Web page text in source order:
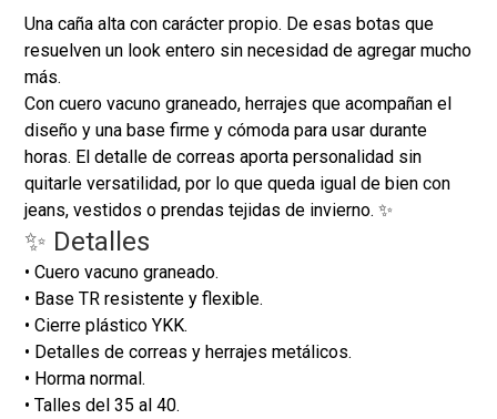
Una caña alta con carácter propio. De esas botas que
resuelven un look entero sin necesidad de agregar mucho
más.
Con cuero vacuno graneado, herrajes que acompañan el
diseño y una base firme y cómoda para usar durante
horas. El detalle de correas aporta personalidad sin
quitarle versatilidad, por lo que queda igual de bien con
jeans, vestidos o prendas tejidas de invierno. ✨
✨ Detalles
• Cuero vacuno graneado.
• Base TR resistente y flexible.
• Cierre plástico YKK.
• Detalles de correas y herrajes metálicos.
• Horma normal.
• Talles del 35 al 40.